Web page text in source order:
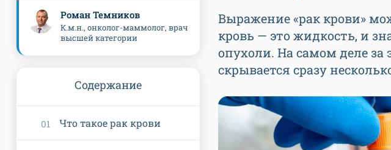
Выражение «рак крови»
кровь — это жидкость, и
опухоли. На самом деле за
скрывается сразу
Роман Темников
К.м.н., онколог-маммолог, врач
высшей категории
Содержание
Что такое рак крови